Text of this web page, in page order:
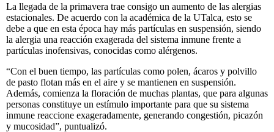
La llegada de la primavera trae consigo un aumento de las alergias
estacionales. De acuerdo con la académica de la UTalca, esto se
debe a que en esta época hay más partículas en suspensión, siendo
la alergia una reacción exagerada del sistema inmune frente a
partículas inofensivas, conocidas como alérgenos.
“Con el buen tiempo, las partículas como polen, ácaros y polvillo
de pasto flotan más en el aire y se mantienen en suspensión.
Además, comienza la floración de muchas plantas, que para algunas
personas constituye un estímulo importante para que su sistema
inmune reaccione exageradamente, generando congestión, picazón
y mucosidad”, puntualizó.